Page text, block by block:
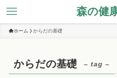
森の健
ホーム からだの基礎
からだの基礎 – tag –